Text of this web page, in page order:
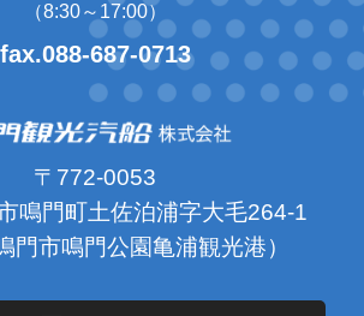
（8:30～17:00）
fax.088-687-0713
〒772-0053
鳴門町土佐泊浦字大毛264-1
門市鳴門公園亀浦観光港）